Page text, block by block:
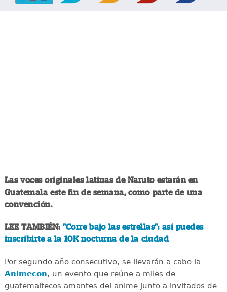
Las voces originales latinas de Naruto estarán en
Guatemala este fin de semana, como parte de una
convención.
LEE TAMBIÉN: "Corre bajo las estrellas": así puedes
inscribirte a la 10K nocturna de la ciudad
Por segundo año consecutivo, se llevarán a cabo la
Animecon, un evento que reúne a miles de
guatemaltecos amantes del anime junto a invitados de